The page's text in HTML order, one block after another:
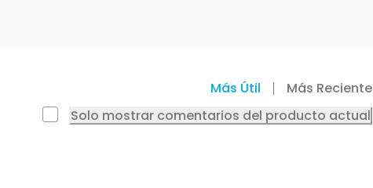
Más Útil
Más Reciente
Solo mostrar comentarios del producto actual